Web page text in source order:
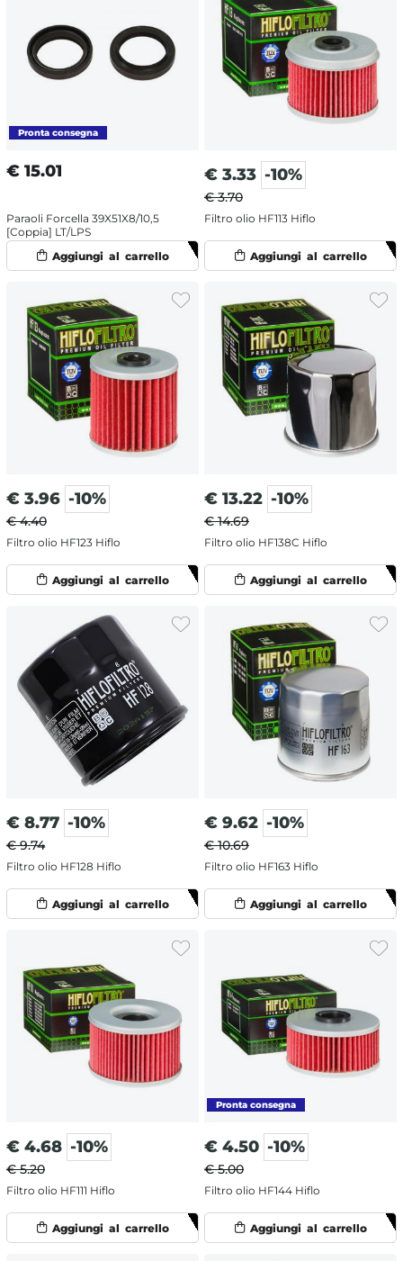
€ 15.01
Paraoli Forcella 39X51X8/10,5
[Coppia] LT/LPS
€ 3.33 -10%
€ 3.70
Filtro olio HF113 Hiflo
€ 3.96 -10%
€ 4.40
Filtro olio HF123 Hiflo
€ 13.22 -10%
€ 14.69
Filtro olio HF138C Hiflo
€ 8.77 -10%
€ 9.74
Filtro olio HF128 Hiflo
€ 9.62 -10%
€ 10.69
Filtro olio HF163 Hiflo
€ 4.68 -10%
€ 5.20
Filtro olio HF111 Hiflo
€ 4.50 -10%
€ 5.00
Filtro olio HF144 Hiflo